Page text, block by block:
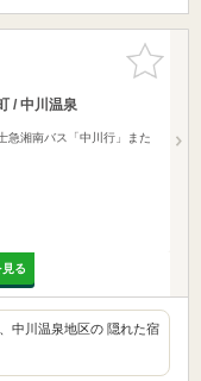
お気に入
りに追加
/ 中川温泉
急湘南バス「中川行」また
る
中川温泉地区の 隠れた宿